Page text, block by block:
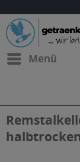
Menü